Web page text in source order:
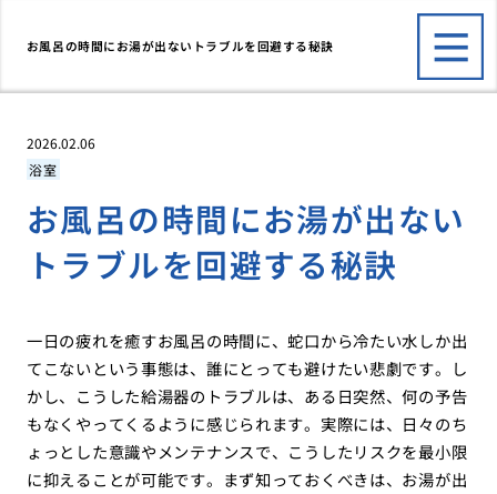
お風呂の時間にお湯が出ないトラブルを回避する秘訣
2026.02.06
浴室
お風呂の時間にお湯が出ない
トラブルを回避する秘訣
一日の疲れを癒すお風呂の時間に、蛇口から冷たい水しか出
てこないという事態は、誰にとっても避けたい悲劇です。し
かし、こうした給湯器のトラブルは、ある日突然、何の予告
もなくやってくるように感じられます。実際には、日々のち
ょっとした意識やメンテナンスで、こうしたリスクを最小限
に抑えることが可能です。まず知っておくべきは、お湯が出